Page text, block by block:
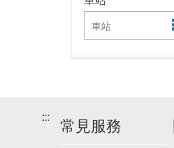
:::
常見服務